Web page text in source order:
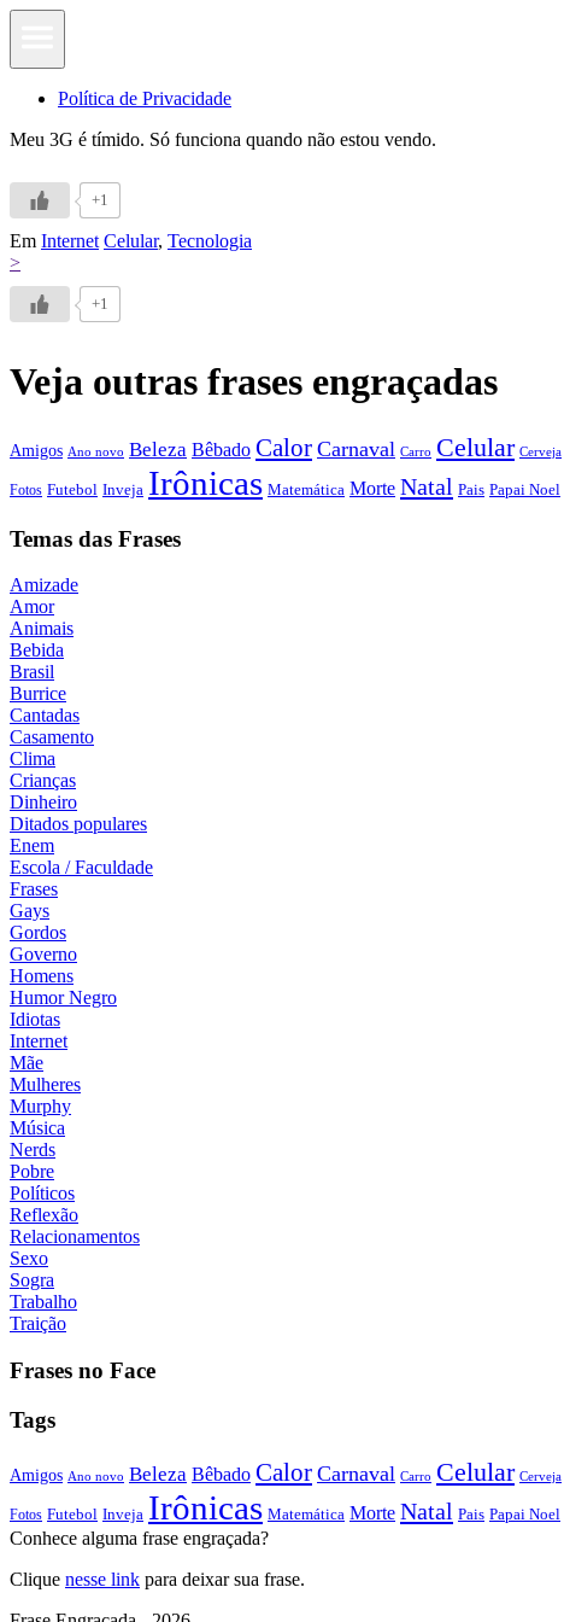
Política de Privacidade
Meu 3G é tímido. Só funciona quando não estou vendo.
+1
Em Internet Celular, Tecnologia
>
+1
Veja outras frases engraçadas
Amigos Ano novo Beleza Bêbado Calor Carnaval Carro Celular Cerveja
Fotos Futebol Inveja Irônicas Matemática Morte Natal Pais Papai Noel
Temas das Frases
Amizade
Amor
Animais
Bebida
Brasil
Burrice
Cantadas
Casamento
Clima
Crianças
Dinheiro
Ditados populares
Enem
Escola / Faculdade
Frases
Gays
Gordos
Governo
Homens
Humor Negro
Idiotas
Internet
Mãe
Mulheres
Murphy
Música
Nerds
Pobre
Políticos
Reflexão
Relacionamentos
Sexo
Sogra
Trabalho
Traição
Frases no Face
Tags
Amigos Ano novo Beleza Bêbado Calor Carnaval Carro Celular Cerveja
Fotos Futebol Inveja Irônicas Matemática Morte Natal Pais Papai Noel
Conhece alguma frase engraçada?
Clique nesse link para deixar sua frase.